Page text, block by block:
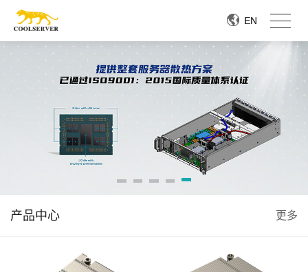
EN
EN
产品中心 更多